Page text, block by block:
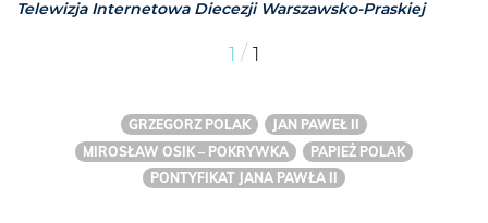
Telewizja Internetowa Diecezji Warszawsko-Praskiej
1 / 1
GRZEGORZ POLAK
JAN PAWEŁ II
MIROSŁAW OSIK – POKRYWKA
PAPIEŻ POLAK
PONTYFIKAT JANA PAWŁA II